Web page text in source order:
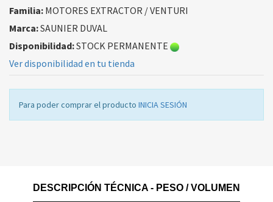
Familia: MOTORES EXTRACTOR / VENTURI
Marca:SAUNIER DUVAL
Disponibilidad:STOCK PERMANENTE
Ver disponibilidad en tu tienda
Para poder comprar el producto INICIA SESIÓN
DESCRIPCIÓN TÉCNICA - PESO / VOLUMEN